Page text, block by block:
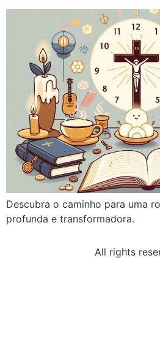
Descubra o caminho para uma
profunda e transformadora.
All rights